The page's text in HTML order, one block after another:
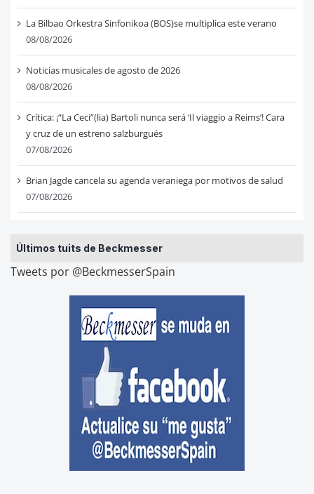
La Bilbao Orkestra Sinfonikoa (BOS)se multiplica este verano
08/08/2026
Noticias musicales de agosto de 2026
08/08/2026
Crítica: ¡“La Ceci”(lia) Bartoli nunca será ‘Il viaggio a Reims’! Cara
y cruz de un estreno salzburgués
07/08/2026
Brian Jagde cancela su agenda veraniega por motivos de salud
07/08/2026
Últimos tuits de Beckmesser
Tweets por @BeckmesserSpain